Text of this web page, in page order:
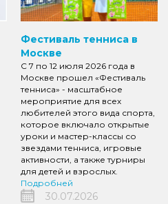
Фестиваль тенниса в
Москве
С 7 по 12 июля 2026 года в
Москве прошел «Фестиваль
тенниса» - масштабное
мероприятие для всех
любителей этого вида спорта,
которое включало открытые
уроки и мастер-классы со
звездами тенниса, игровые
активности, а также турниры
для детей и взрослых.
Подробней
30.07.2026